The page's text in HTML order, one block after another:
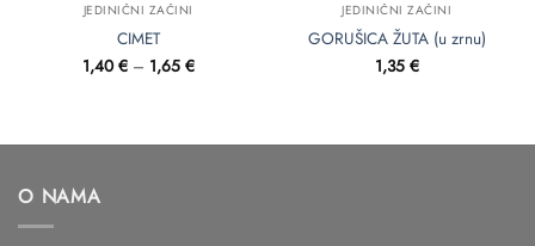
JEDINIČNI ZAČINI
CIMET
1,40€ – 1,65 €Raspon
1,65 €
JEDINIČNI ZAČINI
GORUŠICA ŽUTA (u zrnu)
1,35 €
O NAMA